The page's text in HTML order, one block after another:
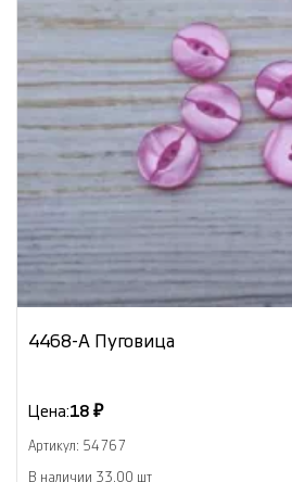
4468-А Пуговица
Цена:18 ₽
Артикул: 54767
В наличии 33.00 шт